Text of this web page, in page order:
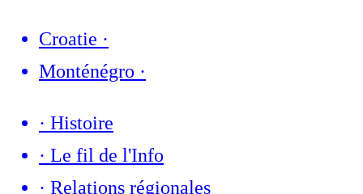
Croatie ·
Monténégro ·
· Histoire
· Le fil de l'Info
· Relations régionales